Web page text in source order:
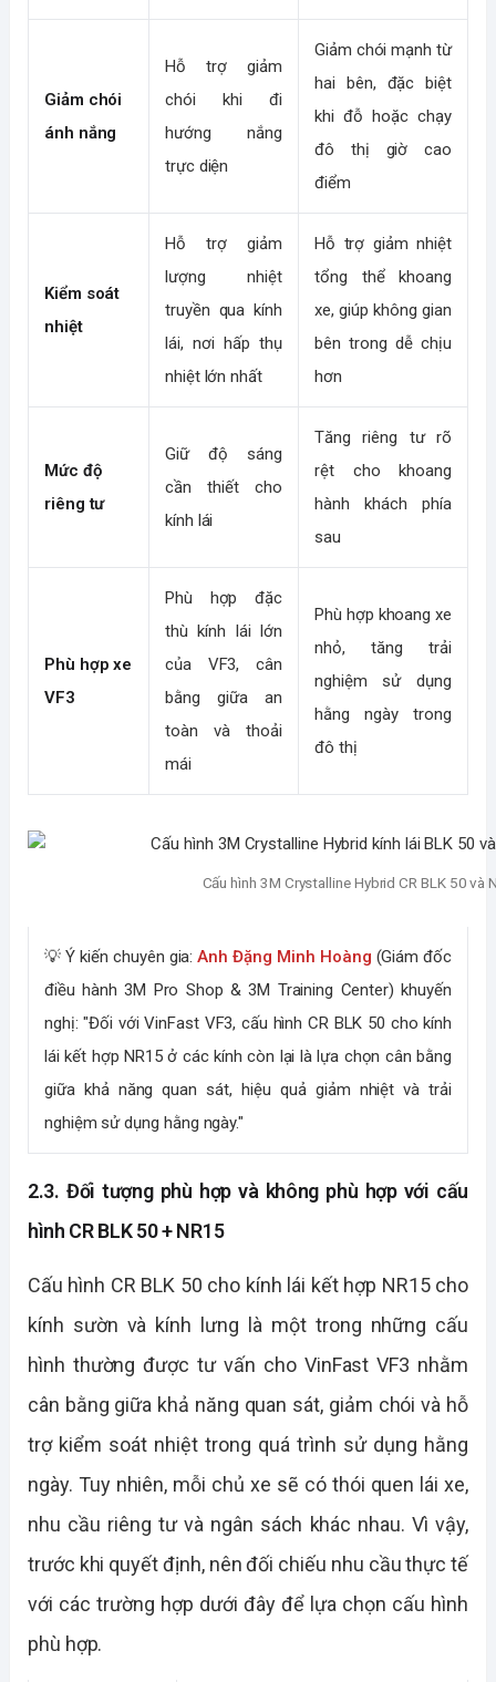
Giảm chói
ánh nắng
Hỗ trợ giảm
chói khi đi
hướng nắng
trực diện
Giảm chói mạnh từ
hai bên, đặc biệt
khi đỗ hoặc chạy
đô thị giờ cao
điểm
Kiểm soát
nhiệt
Hỗ trợ giảm
lượng nhiệt
truyền qua kính
lái, nơi hấp thụ
nhiệt lớn nhất
Hỗ trợ giảm nhiệt
tổng thể khoang
xe, giúp không gian
bên trong dễ chịu
hơn
Mức độ
riêng tư
Giữ độ sáng
cần thiết cho
kính lái
Tăng riêng tư rõ
rệt cho khoang
hành khách phía
sau
Phù hợp xe
VF3
Phù hợp đặc
thù kính lái lớn
của VF3, cân
bằng giữa an
toàn và thoải
mái
Phù hợp khoang xe
nhỏ, tăng trải
nghiệm sử dụng
hằng ngày trong
đô thị
Cấu hình 3M Crystalline Hybrid CR BLK 50
💡Ý kiến chuyên gia: Anh Đặng Minh Hoàng (Giám đốc
điều hành 3M Pro Shop & 3M Training Center) khuyến
nghị: "Đối với VinFast VF3, cấu hình CR BLK 50 cho kính
lái kết hợp NR15 ở các kính còn lại là lựa chọn cân bằng
giữa khả năng quan sát, hiệu quả giảm nhiệt và trải
nghiệm sử dụng hằng ngày."
2.3. Đối tượng phù hợp và không phù hợp với cấu
hình CR BLK 50 + NR15
Cấu hình CR BLK 50 cho kính lái kết hợp NR15 cho
kính sườn và kính lưng là một trong những cấu
hình thường được tư vấn cho VinFast VF3 nhằm
cân bằng giữa khả năng quan sát, giảm chói và hỗ
trợ kiểm soát nhiệt trong quá trình sử dụng hằng
ngày. Tuy nhiên, mỗi chủ xe sẽ có thói quen lái xe,
nhu cầu riêng tư và ngân sách khác nhau. Vì vậy,
trước khi quyết định, nên đối chiếu nhu cầu thực tế
với các trường hợp dưới đây để lựa chọn cấu hình
phù hợp.